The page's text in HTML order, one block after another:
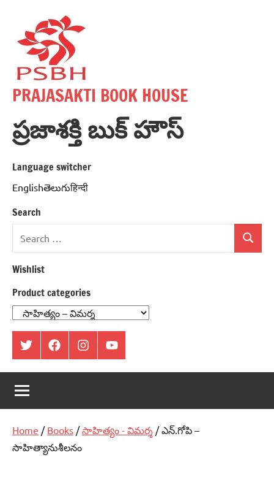
content
PRAJASAKTI BOOK HOUSE
ప్రజాశక్తి బుక్ హౌస్
Language switcher
Englishతెలుగుहिन्दी
Search
Search
for:
Search
Wishlist
Product categories
ట్విట్టర్
ఫేస్
బుక్
ఇంస్టాగ్రామ్యూట్యూబ్
Home / Books /సాహిత్యం - విమర్శ / ఎన్‌.గోపి –
సాహిత్యానుశీలనం